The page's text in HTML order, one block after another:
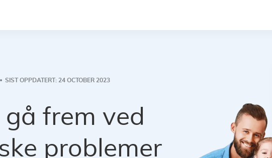
SIST OPPDATERT: 24 OCTOBER 2023
frem ved
problemer